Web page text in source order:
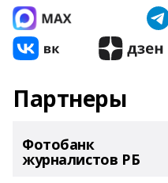
Партнеры
Фотобанк
журналистов РБ